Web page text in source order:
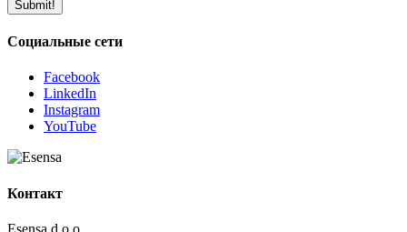
Социальные сети
Facebook
LinkedIn
Instagram
YouTube
Контакт
Esensa d.o.o.